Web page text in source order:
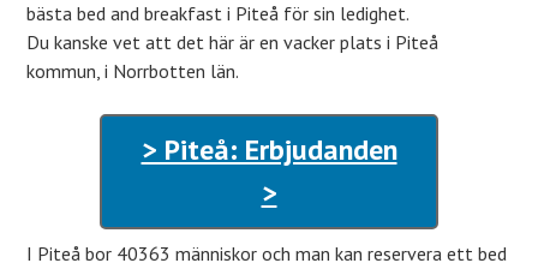
bästa bed and breakfast i Piteå för sin ledighet.
Du kanske vet att det här är en vacker plats i Piteå
kommun, i Norrbotten län.
> Piteå: Erbjudanden
>
I Piteå bor 40363 människor och man kan reservera ett bed